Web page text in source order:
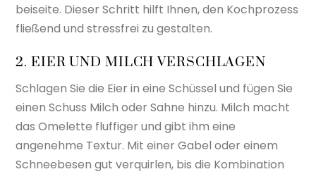
beiseite. Dieser Schritt hilft Ihnen, den Kochprozess
fließend und stressfrei zu gestalten.
2. EIER UND MILCH VERSCHLAGEN
Schlagen Sie die Eier in eine Schüssel und fügen Sie
einen Schuss Milch oder Sahne hinzu. Milch macht
das Omelette fluffiger und gibt ihm eine
angenehme Textur. Mit einer Gabel oder einem
Schneebesen gut verquirlen, bis die Kombination